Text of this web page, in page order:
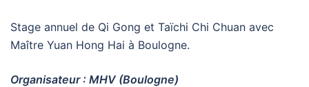
Stage annuel de Qi Gong et Taïchi Chi Chuan avec
Maître Yuan Hong Hai à Boulogne.
Organisateur : MHV (Boulogne)